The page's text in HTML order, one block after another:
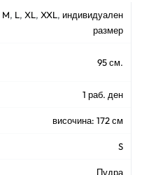
M, L, XL, XXL, индивидуален
размер
95 см.
1 раб. ден
височина: 172 см
S
Пудра